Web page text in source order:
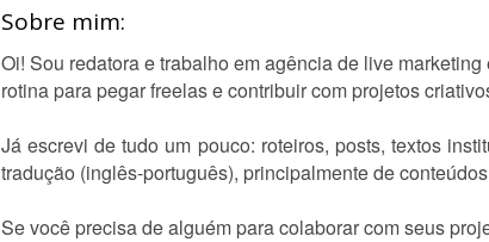
Sobre mim:
Oi! Sou redatora e trabalho em agência de live
rotina para pegar freelas e contribuir com projetos
Já escrevi de tudo um pouco: roteiros, posts, textos
tradução (inglês-português), principalmente de
Se você precisa de alguém para colaborar com seus